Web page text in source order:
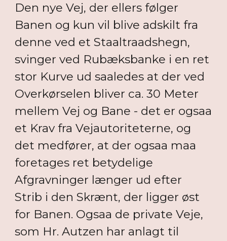
Den nye Vej, der ellers følger
Banen og kun vil blive adskilt fra
denne ved et Staaltraadshegn,
svinger ved Rubæksbanke i en ret
stor Kurve ud saaledes at der ved
Overkørselen bliver ca. 30 Meter
mellem Vej og Bane - det er ogsaa
et Krav fra Vejautoriteterne, og
det medfører, at der ogsaa maa
foretages ret betydelige
Afgravninger længer ud efter
Strib i den Skrænt, der ligger øst
for Banen. Ogsaa de private Veje,
som Hr. Autzen har anlagt til